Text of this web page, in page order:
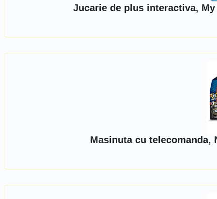
Jucarie de plus interactiva,
Masinuta cu telecomanda,